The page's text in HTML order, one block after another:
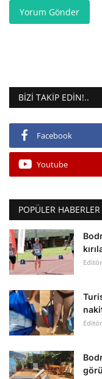
Yorum Gönder
BIZI TAKIP EDIN!..
Facebook
Youtube
POPÜLER HABERLER
Editör
Editör